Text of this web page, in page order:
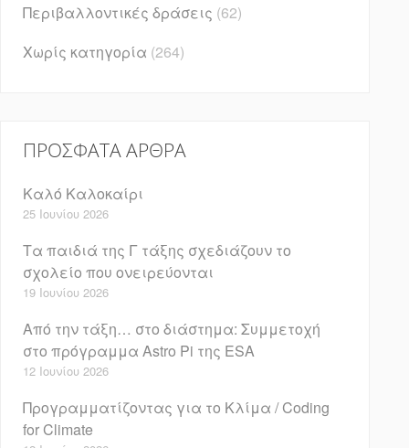
Περιβαλλοντικές δράσεις (62)
Χωρίς κατηγορία (264)
ΠΡΌΣΦΑΤΑ ΆΡΘΡΑ
Καλό Καλοκαίρι
25 Ιουνίου 2026
Τα παιδιά της Γ τάξης σχεδιάζουν το
σχολείο που ονειρεύονται
19 Ιουνίου 2026
Από την τάξη… στο διάστημα: Συμμετοχή
στο πρόγραμμα Astro Pi της ESA
12 Ιουνίου 2026
Προγραμματίζοντας για το Κλίμα / Coding
for Climate